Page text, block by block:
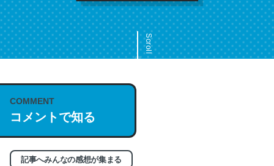
Scroll
COMMENT
コメントで知る
記事へみんなの感想が集まる
これは名文。彼はとてもクレバーなんだろうなと凄く思
う。英語少しでも読める人は原文もお勧め。自分はこの流
れ好き。Let’s Fucking Go. Then Covid hit. Shit.
─今のこの状況が信じられるかい？ by ラーズ・ヌートバー